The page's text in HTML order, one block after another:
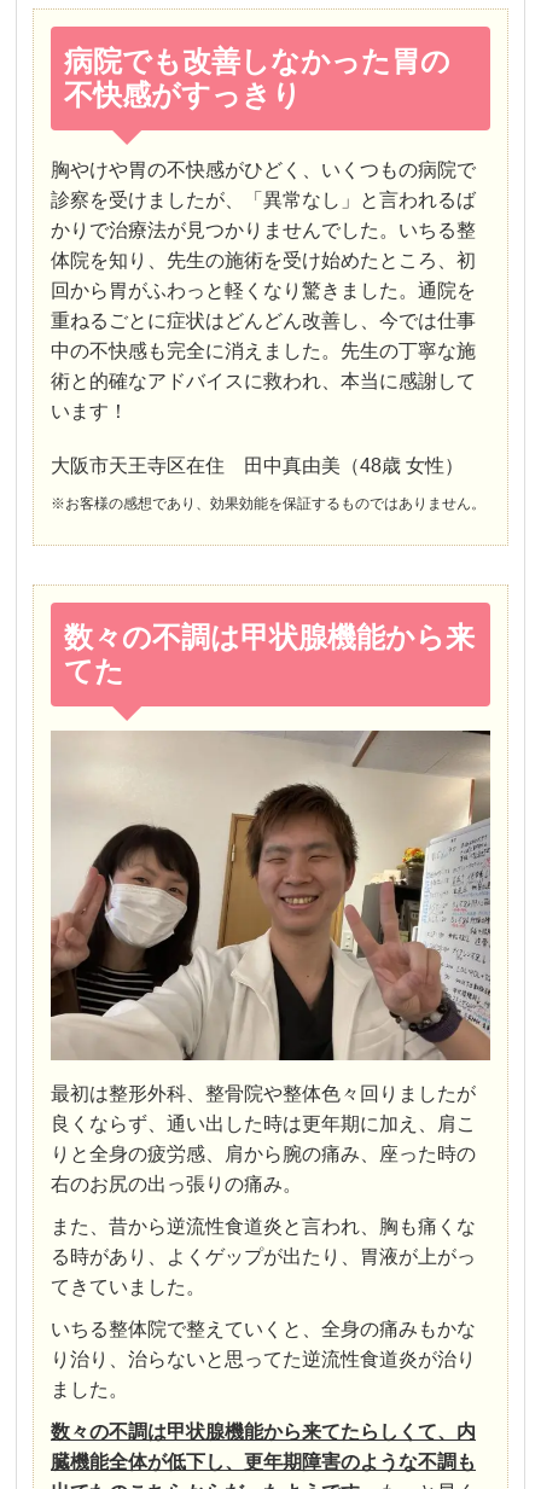
病院でも改善しなかった胃の
不快感がすっきり
胸やけや胃の不快感がひどく、いくつもの病院で
診察を受けましたが、「異常なし」と言われるば
かりで治療法が見つかりませんでした。いちる整
体院を知り、先生の施術を受け始めたところ、初
回から胃がふわっと軽くなり驚きました。通院を
重ねるごとに症状はどんどん改善し、今では仕事
中の不快感も完全に消えました。先生の丁寧な施
術と的確なアドバイスに救われ、本当に感謝して
います！
大阪市天王寺区在住 田中真由美（48歳 女性）
※お客様の感想であり、効果効能を保証するものではありません。
数々の不調は甲状腺機能から来
てた
最初は整形外科、整骨院や整体色々回りましたが
良くならず、通い出した時は更年期に加え、肩こ
りと全身の疲労感、肩から腕の痛み、座った時の
右のお尻の出っ張りの痛み。
また、昔から逆流性食道炎と言われ、胸も痛くな
る時があり、よくゲップが出たり、胃液が上がっ
てきていました。
いちる整体院で整えていくと、全身の痛みもかな
り治り、治らないと思ってた逆流性食道炎が治り
ました。
数々の不調は甲状腺機能から来てたらしくて、内
臓機能全体が低下し、更年期障害のような不調も